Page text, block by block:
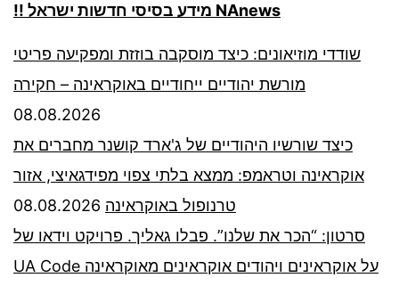
!! מידע בסיסי חדשות ישראל NAnews
שודדי מוזיאונים: כיצד מוסקבה בוזזת ומפקיעה פריטי
מורשת יהודיים ייחודיים באוקראינה – חקירה
08.08.2026
כיצד שורשיו היהודיים של ג'ארד קושנר מחברים את
אוקראינה וטראמפ: ממצא בלתי צפוי מפידגאיצי, אזור
טרנופול באוקראינה 08.08.2026
סרטון: “הכר את שלנו”. פבלו גאליך. פרויקט וידאו של
UA Code על אוקראינים ויהודים אוקראינים מאוקראינה